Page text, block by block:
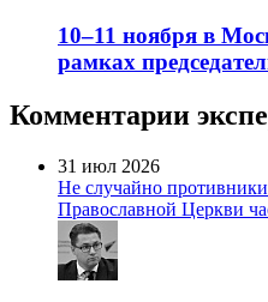
10–11 ноября в
рамках
Комментарии
31 июл 2026
Не случайно
Православной Церкви